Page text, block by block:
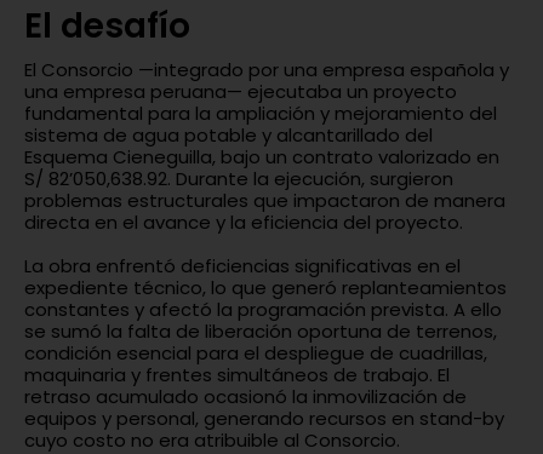
El desafío
El Consorcio —integrado por una empresa española y
una empresa peruana— ejecutaba un proyecto
fundamental para la ampliación y mejoramiento del
sistema de agua potable y alcantarillado del
Esquema Cieneguilla, bajo un contrato valorizado en
S/ 82’050,638.92. Durante la ejecución, surgieron
problemas estructurales que impactaron de manera
directa en el avance y la eficiencia del proyecto.
La obra enfrentó deficiencias significativas en el
expediente técnico, lo que generó replanteamientos
constantes y afectó la programación prevista. A ello
se sumó la falta de liberación oportuna de terrenos,
condición esencial para el despliegue de cuadrillas,
maquinaria y frentes simultáneos de trabajo. El
retraso acumulado ocasionó la inmovilización de
equipos y personal, generando recursos en stand-by
cuyo costo no era atribuible al Consorcio.